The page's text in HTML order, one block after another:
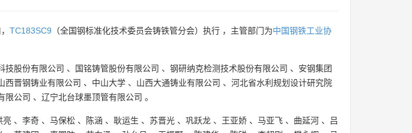
TC183SC9 （全国钢标准化技术委员会铸铁管分会）执行 ，主管部门为中国钢铁工业协
技股份有限公司 、 国铭铸管股份有限公司 、 钢研纳克检测技术股份有限公司 、 安钢集团
西晋钢铸业有限公司 、 中山大学 、 山西大通铸业有限公司 、 河北省水利规划设计研究院
限公司 、 辽宁北台球墨顶管有限公司 。
亮 、 李奇 、 马保松 、 陈涵 、 耿运生 、 苏晋光 、 巩跃龙 、 王亚娇 、 马亚飞 、 曲延河 、 吕